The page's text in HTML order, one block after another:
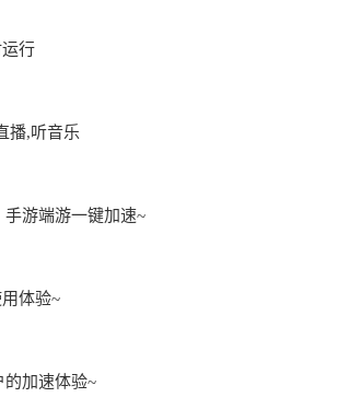
行
播,听音乐
游端游一键加速~
体验~
的加速体验~